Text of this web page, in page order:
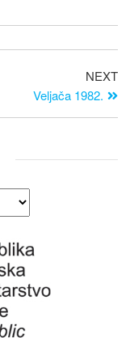
NEXT
Veljača 1982.